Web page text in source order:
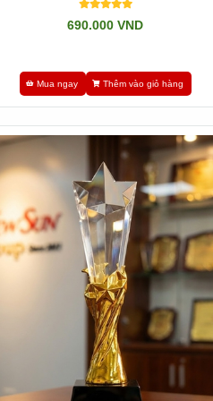
vô cùng lớn. Ý nghĩa của cúp
xác nhận và tôn vinh các thành
thắng đã đạt được. Điều này
thị sự nhiều năm kinh
690.000 VND
Mua ngay Thêm vào giỏ hàng